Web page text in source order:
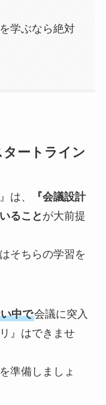
学ぶなら絶対
タートライン
は、
『会議設計
ること が大前提
そちらの学習を
中で会議に突入
』はできませ
準備しましょ